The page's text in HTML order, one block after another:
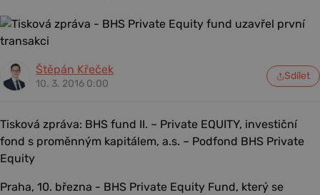
Štěpán Křeček
10. 3. 2016 0:00
Sdílet
Tisková zpráva: BHS fund II. – Private EQUITY, investiční
fond s proměnným kapitálem, a.s. – Podfond BHS Private
Equity
Praha, 10. března - BHS Private Equity Fund, který se